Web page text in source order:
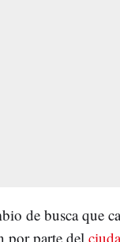
de busca que
por parte del